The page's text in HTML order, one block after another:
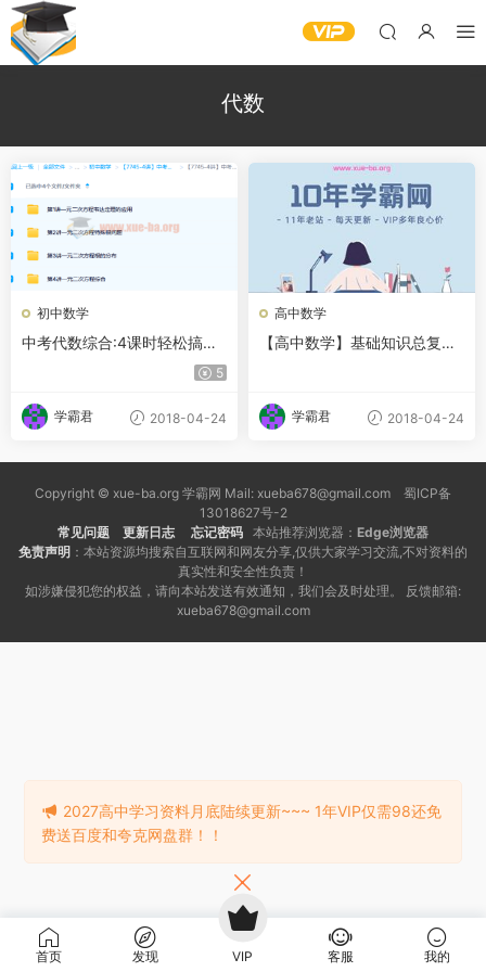
代数
初中数学
中考代数综合:4课时轻松搞定
5
学霸君 2018-04-24
高中数学
【高中数学】基础知识总复习
学霸君 2018-04-24
Copyright © xue-ba.org 学霸网 Mail: xueba678@gmail.com 蜀ICP备
13018627号-2
常见问题
更新日志 忘记密码 本站推荐浏览器： Edge浏览器
免责声明 ：本站资源均搜索自互联网和网友分享,仅供大家学习交流,不对资料的
真实性和安全性负责！
如涉嫌侵犯您的权益，请向本站发送有效通知，我们会及时处理。 反馈邮箱:
xueba678@gmail.com
首页 发现 VIP 客服 我的
2027高中学习资料月底陆续更新~~~ 1年VIP仅需98还免
费送百度和夸克网盘群！！